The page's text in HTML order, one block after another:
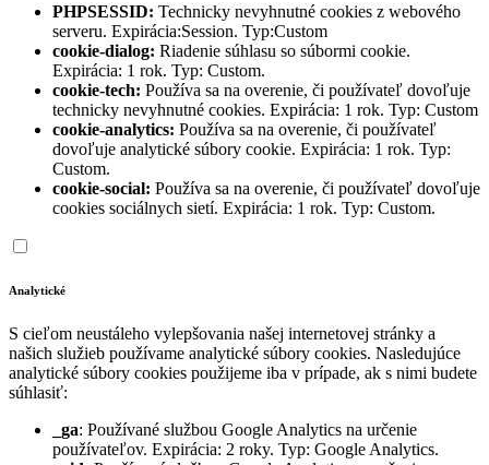
PHPSESSID: Technicky nevyhnutné cookies z webového
serveru. Expirácia:Session. Typ:Custom
cookie-dialog: Riadenie súhlasu so súbormi cookie.
Expirácia: 1 rok. Typ: Custom.
cookie-tech: Používa sa na overenie, či používateľ dovoľuje
technicky nevyhnutné cookies. Expirácia: 1 rok. Typ: Custom
cookie-analytics: Používa sa na overenie, či používateľ
dovoľuje analytické súbory cookie. Expirácia: 1 rok. Typ:
Custom.
cookie-social: Používa sa na overenie, či používateľ dovoľuje
cookies sociálnych sietí. Expirácia: 1 rok. Typ: Custom.
Analytické
S cieľom neustáleho vylepšovania našej internetovej stránky a
našich služieb používame analytické súbory cookies. Nasledujúce
analytické súbory cookies použijeme iba v prípade, ak s nimi budete
súhlasiť:
_ga: Používané službou Google Analytics na určenie
používateľov. Expirácia: 2 roky. Typ: Google Analytics.